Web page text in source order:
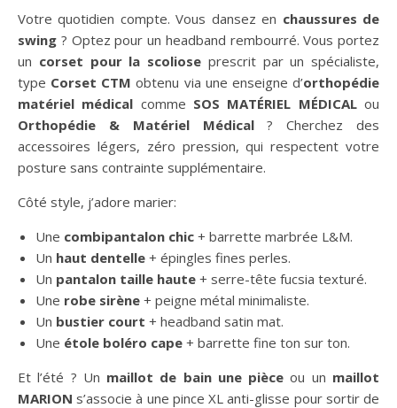
Votre quotidien compte. Vous dansez en chaussures de
swing ? Optez pour un headband rembourré. Vous portez
un corset pour la scoliose prescrit par un spécialiste,
type Corset CTM obtenu via une enseigne d’orthopédie
matériel médical comme SOS MATÉRIEL MÉDICALou
Orthopédie & Matériel Médical? Cherchez des
accessoires légers, zéro pression, qui respectent votre
posture sans contrainte supplémentaire.
Côté style, j’adore marier:
Une combipantalon chic + barrette marbrée L&M.
Un haut dentelle + épingles fines perles.
Un pantalon taille haute + serre-tête fucsia texturé.
Une robe sirène + peigne métal minimaliste.
Un bustier court + headband satin mat.
Une étole boléro cape + barrette fine ton sur ton.
Et l’été ? Un maillot de bain une pièce ou un maillot
MARION s’associe à une pince XL anti-glisse pour sortir de